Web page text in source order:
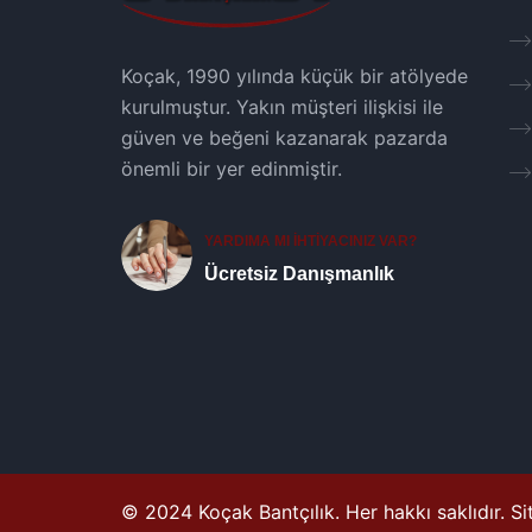
Koçak, 1990 yılında küçük bir atölyede
kurulmuştur. Yakın müşteri ilişkisi ile
güven ve beğeni kazanarak pazarda
önemli bir yer edinmiştir.
YARDIMA MI İHTİYACINIZ VAR?
Ücretsiz Danışmanlık
© 2024 Koçak Bantçılık. Her hakkı saklıdır.